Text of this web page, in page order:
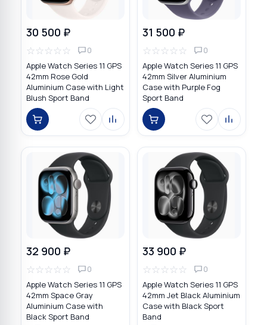
30 500 ₽
☆☆☆☆☆ 0
Apple Watch Series 11 GPS
42mm Rose Gold
Aluminium Case with Light
Blush Sport Band
31 500 ₽
☆☆☆☆☆ 0
Apple Watch Series 11 GPS
42mm Silver Aluminium
Case with Purple Fog
Sport Band
32 900 ₽
☆☆☆☆☆ 0
Apple Watch Series 11 GPS
42mm Space Gray
Aluminium Case with
Black Sport Band
33 900 ₽
☆☆☆☆☆ 0
Apple Watch Series 11 GPS
42mm Jet Black Aluminium
Case with Black Sport
Band